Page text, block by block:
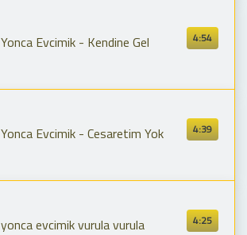
4:54
Yonca Evcimik - Kendine Gel
4:39
Yonca Evcimik - Cesaretim Yok
4:25
yonca evcimik vurula vurula